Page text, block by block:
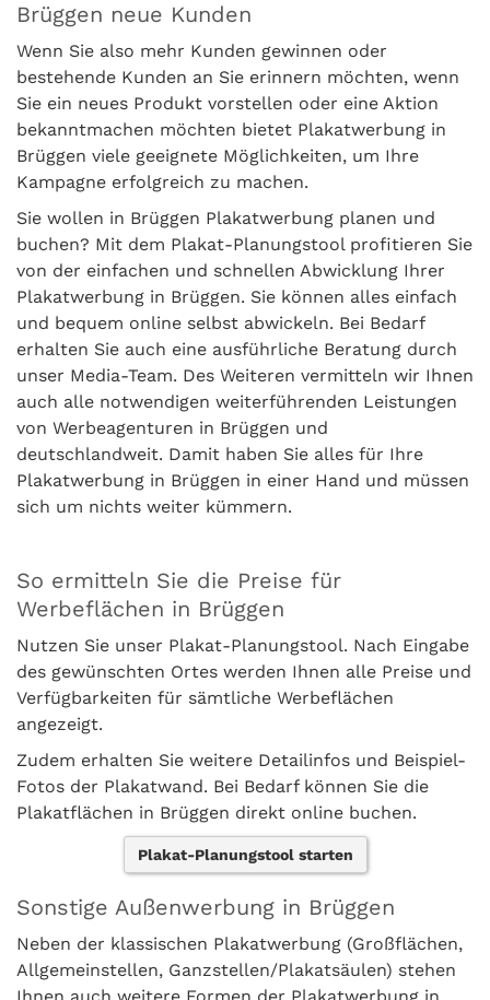
Brüggen neue Kunden
Wenn Sie also mehr Kunden gewinnen oder
bestehende Kunden an Sie erinnern möchten, wenn
Sie ein neues Produkt vorstellen oder eine Aktion
bekanntmachen möchten bietet Plakatwerbung in
Brüggen viele geeignete Möglichkeiten, um Ihre
Kampagne erfolgreich zu machen.
Sie wollen in Brüggen Plakatwerbung planen und
buchen? Mit dem Plakat-Planungstool profitieren Sie
von der einfachen und schnellen Abwicklung Ihrer
Plakatwerbung in Brüggen. Sie können alles einfach
und bequem online selbst abwickeln. Bei Bedarf
erhalten Sie auch eine ausführliche Beratung durch
unser Media-Team. Des Weiteren vermitteln wir Ihnen
auch alle notwendigen weiterführenden Leistungen
von Werbeagenturen in Brüggen und
deutschlandweit. Damit haben Sie alles für Ihre
Plakatwerbung in Brüggen in einer Hand und müssen
sich um nichts weiter kümmern.
So ermitteln Sie die Preise für
Werbeflächen in Brüggen
Nutzen Sie unser Plakat-Planungstool. Nach Eingabe
des gewünschten Ortes werden Ihnen alle Preise und
Verfügbarkeiten für sämtliche Werbeflächen
angezeigt.
Zudem erhalten Sie weitere Detailinfos und Beispiel-
Fotos der Plakatwand. Bei Bedarf können Sie die
Plakatflächen in Brüggen direkt online buchen.
Plakat-Planungstool starten
Sonstige Außenwerbung in Brüggen
Neben der klassischen Plakatwerbung (Großflächen,
Allgemeinstellen, Ganzstellen/Plakatsäulen) stehen